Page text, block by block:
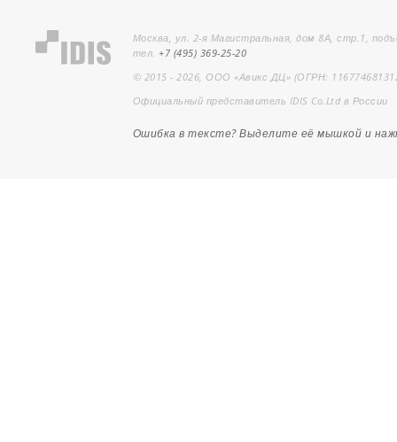
Москва, ул. 2-я Магистральная, дом 8А, стр.1,
тел.+7 (495) 369-25-20
© 2015 - 2026, ООО «Авикс ДЦ» (ОГРН:
Официальный представитель IDIS Co.Ltd в России
Ошибка в тексте? Выделите её мышкой и